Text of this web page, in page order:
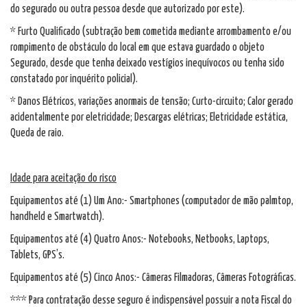
do segurado ou outra pessoa desde que autorizado por este).
* Furto Qualificado (subtração bem cometida mediante arrombamento e/ou
rompimento de obstáculo do local em que estava guardado o objeto
Segurado, desde que tenha deixado vestígios inequívocos ou tenha sido
constatado por inquérito policial).
* Danos Elétricos, variações anormais de tensão; Curto-circuito; Calor gerado
acidentalmente por eletricidade; Descargas elétricas; Eletricidade estática,
Queda de raio.
Idade para aceitação do risco
Equipamentos até (1) Um Ano:- Smartphones (computador de mão palmtop,
handheld e Smartwatch).
Equipamentos até (4) Quatro Anos:- Notebooks, Netbooks, Laptops,
Tablets, GPS’s.
Equipamentos até (5) Cinco Anos:- Câmeras Filmadoras, Câmeras Fotográficas.
*** Para contratação desse seguro é indispensável possuir a nota Fiscal do